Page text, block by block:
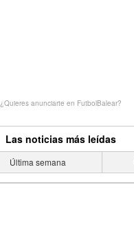
¿Quieres anunciarte en FutbolBalear?
Las noticias más leídas
Última semana